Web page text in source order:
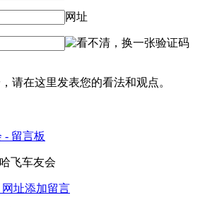
网址
验证码
请在这里发表您的看法和观点。
- 留言板
哈飞车友会
址添加留言